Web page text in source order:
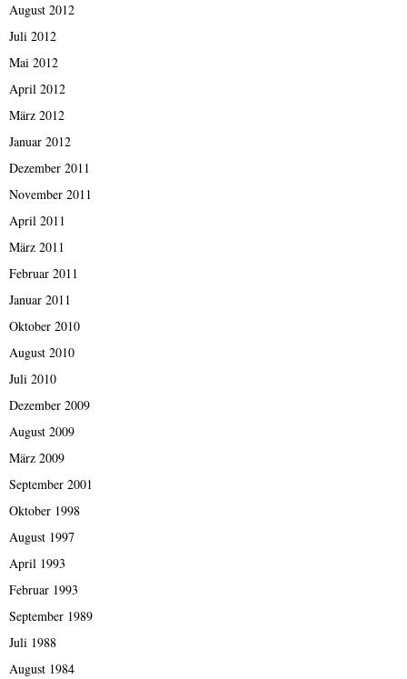
August 2012
Juli 2012
Mai 2012
April 2012
März 2012
Januar 2012
Dezember 2011
November 2011
April 2011
März 2011
Februar 2011
Januar 2011
Oktober 2010
August 2010
Juli 2010
Dezember 2009
August 2009
März 2009
September 2001
Oktober 1998
August 1997
April 1993
Februar 1993
September 1989
Juli 1988
August 1984